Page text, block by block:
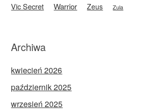
Vic Secret Warrior Zeus Zula
Archiwa
kwiecień 2026
październik 2025
wrzesień 2025